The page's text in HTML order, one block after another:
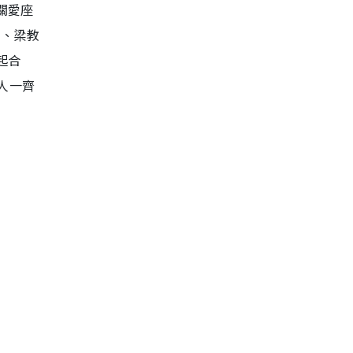
愛座
梁教
合
一齊